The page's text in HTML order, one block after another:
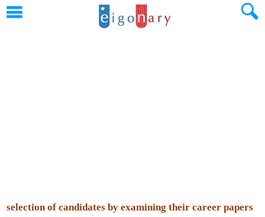
selection of candidates by examining their career papers